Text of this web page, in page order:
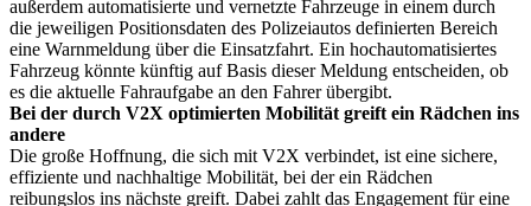
außerdem automatisierte und vernetzte Fahrzeuge in einem durch
die jeweiligen Positionsdaten des Polizeiautos definierten Bereich
eine Warnmeldung über die Einsatzfahrt. Ein hochautomatisiertes
Fahrzeug könnte künftig auf Basis dieser Meldung entscheiden, ob
es die aktuelle Fahraufgabe an den Fahrer übergibt.
Bei der durch V2X optimierten Mobilität greift ein Rädchen ins
andere
Die große Hoffnung, die sich mit V2X verbindet, ist eine sichere,
effiziente und nachhaltige Mobilität, bei der ein Rädchen
reibungslos ins nächste greift. Dabei zahlt das Engagement für eine